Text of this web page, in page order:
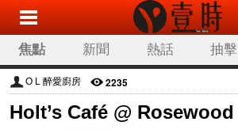
焦點 新聞 熱話 抽擊
O L 醉愛廚房 2235
Holt’s Café @ Rosewood